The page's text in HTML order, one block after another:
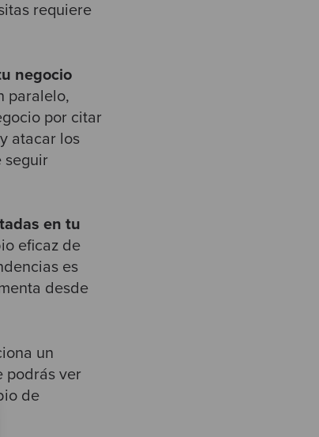
requiere
negocio
paralelo,
por citar
atacar los
seguir
en tu
eficaz de
es
desde
un
podrás ver
de